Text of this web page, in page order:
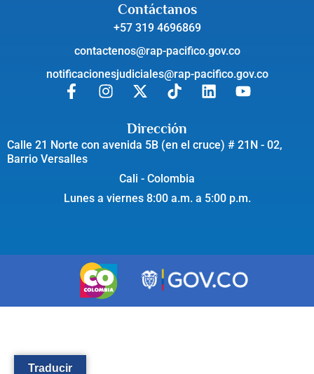
Contáctanos
+57 319 4696869
contactenos@rap-pacifico.gov.co
notificacionesjudiciales@rap-pacifico.gov.co
Dirección
Calle 21 Norte con avenida 5B (en el cruce) # 21N - 02,
Barrio Versalles
Cali - Colombia
Lunes a viernes 8:00 a.m. a 5:00 p.m.
Traducir